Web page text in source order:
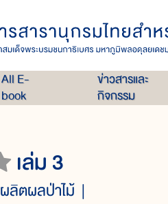
All E-
book
ข่าวสารและ
กิจกรรม
เล่ม 3
ผลิตผลป่าไม้